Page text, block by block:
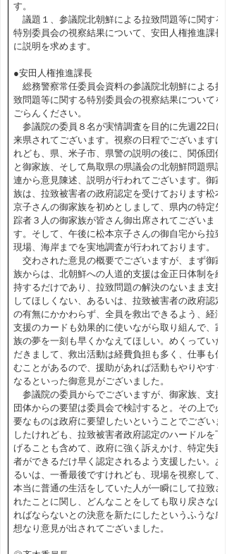
す。
議題１、参議院北朝鮮による拉致問題等に関する
特別委員会の視察結果について、安田人権推進課長
に説明を求めます。
●安田人権推進課長
総務警察常任委員会資料の参議院北朝鮮による拉
致問題等に関する特別委員会の視察結果についてを
ごらんください。
参議院の委員８名が実情調査を目的に先週22日に
来県されてございます。視察の日程でございますけ
れども、県、米子市、県警の説明の後に、関係団体
と御家族、そして鳥取県の県議会の北朝鮮問題県議
連から意見陳述、説明が行われてございます。御家
族は、拉致被害者の政府認定を受けております松本
京子さんの御家族を初めとしまして、県内の特定失
踪者３人の御家族が皆さん御出席されてございま
す。そして、午後に松本京子さんの御自宅から拉致
現場、海岸までを実地調査が行われております。
交わされた意見の概要でございますが、まず御家
族からは、北朝鮮への人道的支援は金正日体制を維
持するだけであり、拉致問題の解決のないまま支援
してほしくない、あるいは、拉致被害者の政府認定
の有無にかかわらず、全員を救出できるよう、経済
支援のカードも効果的に使いながら取り組んで、家
族の夢を一刻も早くかなえてほしい。めくっていた
だきまして、救出活動は経費負担も多く、仕事も休
むことがあるので、援助があれば活動もやりやすく
なるといった御意見がございました。
参議院の委員からでございますが、御家族、支援
団体からの要望は委員会で検討すると。その上で必
要なものは政府に要望したいということでございま
したけれども、拉致被害者政府認定のハードルを下
げることも含めて、政府に強く訴えかけ、特定失踪
者ができるだけ早く認定されるよう支援したい。あ
るいは、一番最後ですけれども、現場を視察して、
本当に普通の生活をしていた人が一瞬にして拉致さ
れたことに関し、どんなことをしても取り戻さなけ
ればならないとの決意を新たにしたというふうな感
想なり意見が出されてございました。